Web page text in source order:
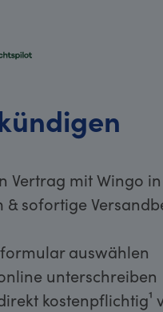
Vertrag mit Wingo
& sofortige
auswählen
unterschreiben
kostenpflichtig¹